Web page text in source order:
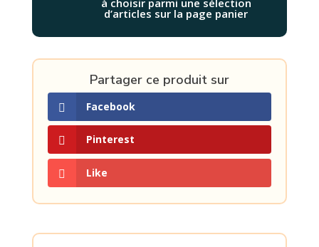
à choisir parmi une sélection
d’articles sur la page panier
Partager ce produit sur
Facebook
Pinterest
Like